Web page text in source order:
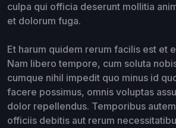
culpa qui officia deserunt mollitia
et dolorum fuga.
Et harum quidem rerum facilis est et
Nam libero tempore, cum soluta
cumque nihil impedit quo minus id
facere possimus, omnis voluptas
dolor repellendus. Temporibus
officiis debitis aut rerum